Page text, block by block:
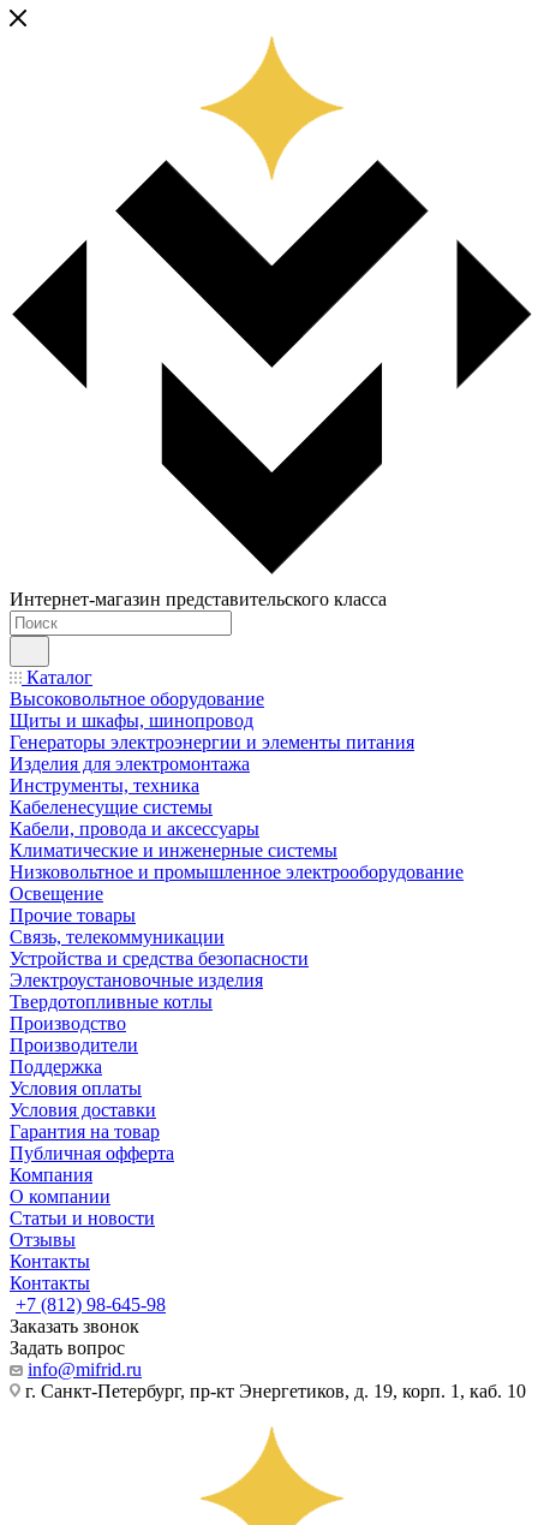
Интернет-магазин представительского класса
Каталог
Высоковольтное оборудование
Щиты и шкафы, шинопровод
Генераторы электроэнергии и элементы питания
Изделия для электромонтажа
Инструменты, техника
Кабеленесущие системы
Кабели, провода и аксессуары
Климатические и инженерные системы
Низковольтное и промышленное электрооборудование
Освещение
Прочие товары
Связь, телекоммуникации
Устройства и средства безопасности
Электроустановочные изделия
Твердотопливные котлы
Производство
Производители
Поддержка
Условия оплаты
Условия доставки
Гарантия на товар
Публичная офферта
Компания
О компании
Статьи и новости
Отзывы
Контакты
Контакты
+7 (812) 98-645-98
Заказать звонок
Задать вопрос
info@mifrid.ru
г. Санкт-Петербург, пр-кт Энергетиков, д. 19, корп. 1, каб. 10